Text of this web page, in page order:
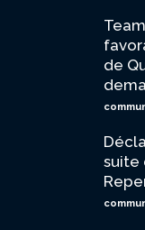
de
suite